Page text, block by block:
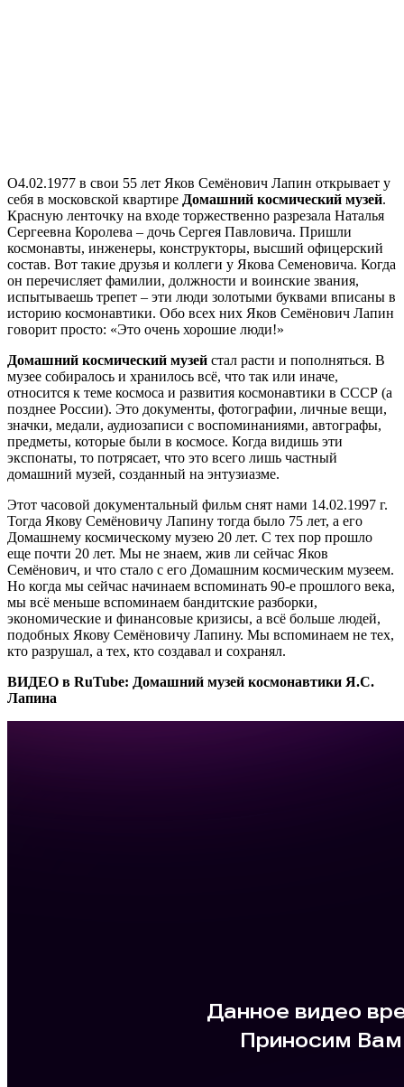
О4.02.1977 в свои 55 лет Яков Семёнович Лапин открывает у
себя в московской квартире Домашний космический музей.
Красную ленточку на входе торжественно разрезала Наталья
Сергеевна Королева – дочь Сергея Павловича. Пришли
космонавты, инженеры, конструкторы, высший офицерский
состав. Вот такие друзья и коллеги у Якова Семеновича. Когда
он перечисляет фамилии, должности и воинские звания,
испытываешь трепет – эти люди золотыми буквами вписаны в
историю космонавтики. Обо всех них Яков Семёнович Лапин
говорит просто: «Это очень хорошие люди!»
Домашний космический музей стал расти и пополняться. В
музее собиралось и хранилось всё, что так или иначе,
относится к теме космоса и развития космонавтики в СССР (а
позднее России). Это документы, фотографии, личные вещи,
значки, медали, аудиозаписи с воспоминаниями, автографы,
предметы, которые были в космосе. Когда видишь эти
экспонаты, то потрясает, что это всего лишь частный
домашний музей, созданный на энтузиазме.
Этот часовой документальный фильм снят нами 14.02.1997 г.
Тогда Якову Семёновичу Лапину тогда было 75 лет, а его
Домашнему космическому музею 20 лет. С тех пор прошло
еще почти 20 лет. Мы не знаем, жив ли сейчас Яков
Семёнович, и что стало с его Домашним космическим музеем.
Но когда мы сейчас начинаем вспоминать 90-е прошлого века,
мы всё меньше вспоминаем бандитские разборки,
экономические и финансовые кризисы, а всё больше людей,
подобных Якову Семёновичу Лапину. Мы вспоминаем не тех,
кто разрушал, а тех, кто создавал и сохранял.
ВИДЕО в RuTube: Домашний музей космонавтики Я.С.
Лапина